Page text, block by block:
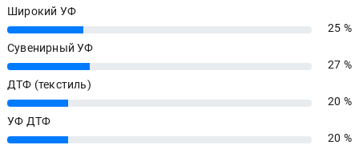
Широкий УФ
25%
25 %
Сувенирный УФ
27%
27 %
ДТФ (текстиль)
20%
20 %
УФ ДТФ
20%
20 %